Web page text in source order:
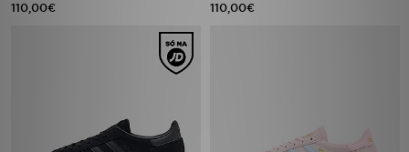
110,00€ 110,00€